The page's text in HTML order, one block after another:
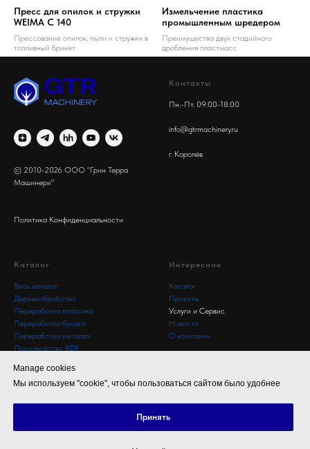
Пресс для опилок и стружки
WEIMA C 140
Прессование опилок, пыли и стружки в
топливный брикет
Измельчение пластика
промышленным шредером
Преимущества двух стадийного
дробления пластмасс
© 2010-2026 ООО "Грин Терра
Машинери"
Политика Конфиденциальности
Контакты
Пн.-Пт. 09:00-18:00
info@gtrmachinery.ru
г. Королёв
Каталог
Весь каталог
Деревообработка
Переработка пластика
Переработка бумаги
Переработка металла
Производство RDF
Интересное
Каталог
Проекты
Услуги и Сервис
Новости
О компании
Manage cookies
Мы используем "cookie", чтобы пользоваться сайтом было удобнее
Принять
Tilda